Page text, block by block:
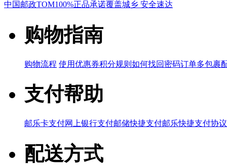
中国邮政TOM100%正品承诺覆盖城乡 安全速达
购物指南
购物流程 使用优惠券积分规则 如何找回密码订单多包裹
支付帮助
邮乐卡支付网上银行支付邮储快捷支付邮乐快捷支付协议
配送方式